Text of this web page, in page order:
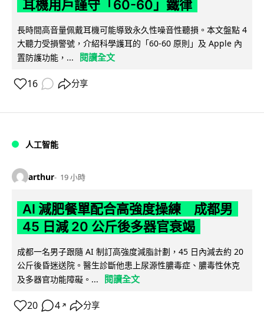
耳機用戶謹守「60-60」鐵律
長時間高音量佩戴耳機可能導致永久性噪音性聽損。本文盤點 4
大聽力受損警號，介紹科學護耳的「60-60 原則」及 Apple 內
置防護功能，...
閱讀全文
16 分享
人工智能
arthur 19 小時
AI 減肥餐單配合高強度操練 成都男
45 日減 20 公斤後多器官衰竭
成都一名男子跟隨 AI 制訂高強度減脂計劃，45 日內減去約 20
公斤後昏迷送院。醫生診斷他患上尿源性膿毒症、膿毒性休克
及多器官功能障礙。...
閱讀全文
20 4 ↗ 分享